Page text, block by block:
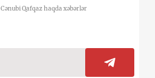
Cənubi Qafqaz haqda xəbərlər